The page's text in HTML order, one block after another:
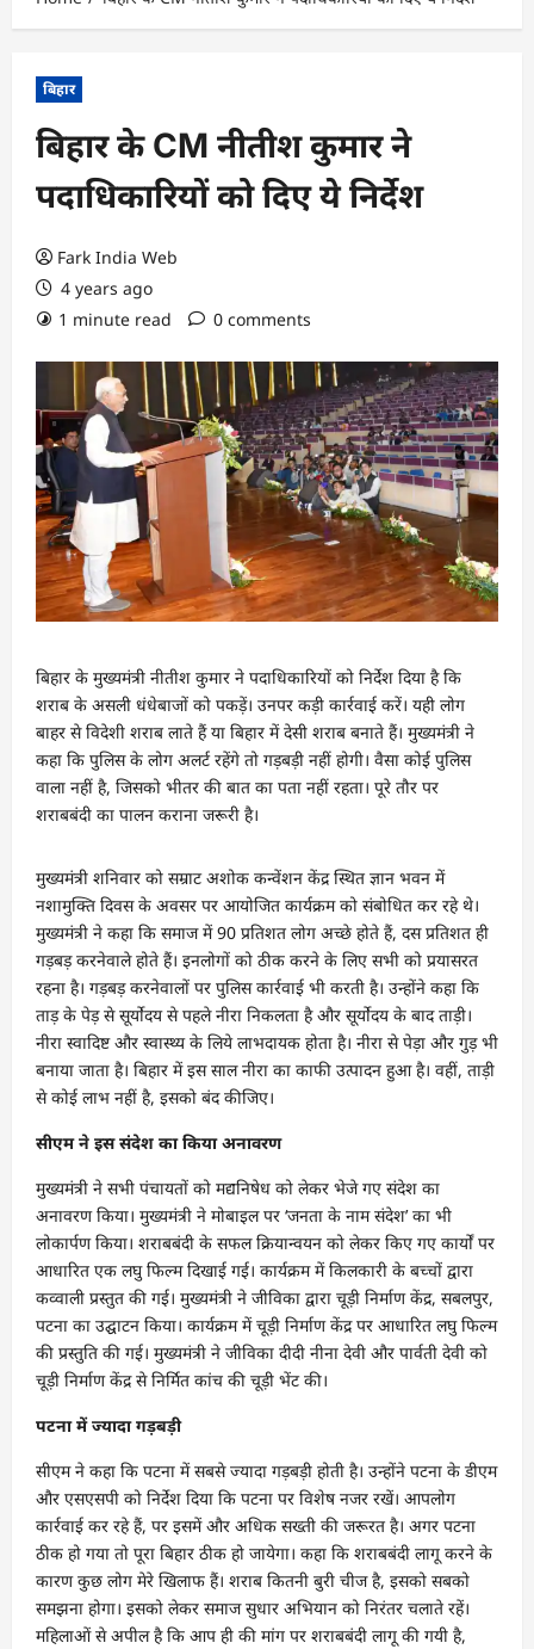
बिहार
बिहार के CM नीतीश कुमार ने
पदाधिकारियों को दिए ये निर्देश
Fark India Web
4 years ago
1 minute read
0 comments
बिहार के मुख्यमंत्री नीतीश कुमार ने पदाधिकारियों को निर्देश दिया है कि
शराब के असली धंधेबाजों को पकड़ें। उनपर कड़ी कार्रवाई करें। यही लोग
बाहर से विदेशी शराब लाते हैं या बिहार में देसी शराब बनाते हैं। मुख्यमंत्री ने
कहा कि पुलिस के लोग अलर्ट रहेंगे तो गड़बड़ी नहीं होगी। वैसा कोई पुलिस
वाला नहीं है, जिसको भीतर की बात का पता नहीं रहता। पूरे तौर पर
शराबबंदी का पालन कराना जरूरी है।
मुख्यमंत्री शनिवार को सम्राट अशोक कन्वेंशन केंद्र स्थित ज्ञान भवन में
नशामुक्ति दिवस के अवसर पर आयोजित कार्यक्रम को संबोधित कर रहे थे।
मुख्यमंत्री ने कहा कि समाज में 90 प्रतिशत लोग अच्छे होते हैं, दस प्रतिशत ही
गड़बड़ करनेवाले होते हैं। इनलोगों को ठीक करने के लिए सभी को प्रयासरत
रहना है। गड़बड़ करनेवालों पर पुलिस कार्रवाई भी करती है। उन्होंने कहा कि
ताड़ के पेड़ से सूर्योदय से पहले नीरा निकलता है और सूर्योदय के बाद ताड़ी।
नीरा स्वादिष्ट और स्वास्थ्य के लिये लाभदायक होता है। नीरा से पेड़ा और गुड़ भी
बनाया जाता है। बिहार में इस साल नीरा का काफी उत्पादन हुआ है। वहीं, ताड़ी
से कोई लाभ नहीं है, इसको बंद कीजिए।
सीएम ने इस संदेश का किया अनावरण
मुख्यमंत्री ने सभी पंचायतों को मद्यनिषेध को लेकर भेजे गए संदेश का
अनावरण किया। मुख्यमंत्री ने मोबाइल पर ‘जनता के नाम संदेश’ का भी
लोकार्पण किया। शराबबंदी के सफल क्रियान्वयन को लेकर किए गए कार्यों पर
आधारित एक लघु फिल्म दिखाई गई। कार्यक्रम में किलकारी के बच्चों द्वारा
कव्वाली प्रस्तुत की गई। मुख्यमंत्री ने जीविका द्वारा चूड़ी निर्माण केंद्र, सबलपुर,
पटना का उद्घाटन किया। कार्यक्रम में चूड़ी निर्माण केंद्र पर आधारित लघु फिल्म
की प्रस्तुति की गई। मुख्यमंत्री ने जीविका दीदी नीना देवी और पार्वती देवी को
चूड़ी निर्माण केंद्र से निर्मित कांच की चूड़ी भेंट की।
पटना में ज्यादा गड़बड़ी
सीएम ने कहा कि पटना में सबसे ज्यादा गड़बड़ी होती है। उन्होंने पटना के डीएम
और एसएसपी को निर्देश दिया कि पटना पर विशेष नजर रखें। आपलोग
कार्रवाई कर रहे हैं, पर इसमें और अधिक सख्ती की जरूरत है। अगर पटना
ठीक हो गया तो पूरा बिहार ठीक हो जायेगा। कहा कि शराबबंदी लागू करने के
कारण कुछ लोग मेरे खिलाफ हैं। शराब कितनी बुरी चीज है, इसको सबको
समझना होगा। इसको लेकर समाज सुधार अभियान को निरंतर चलाते रहें।
महिलाओं से अपील है कि आप ही की मांग पर शराबबंदी लागू की गयी है,